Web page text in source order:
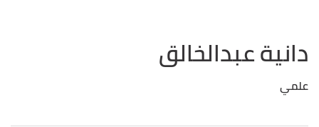
دانية عبدالخالق
علمي